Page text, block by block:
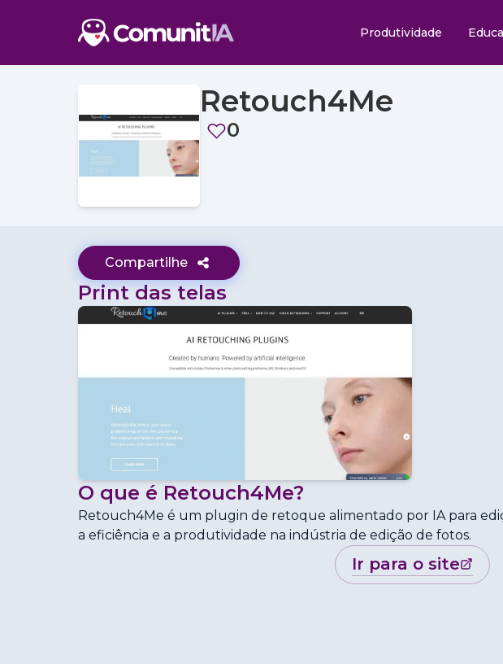
Produtividade
Retouch4Me
0
Compartilhe
Print das telas
O que é Retouch4Me?
Retouch4Me é um plugin de retoque alimentado por IA para
a eficiência e a produtividade na indústria de edição de fotos.
ir para o site